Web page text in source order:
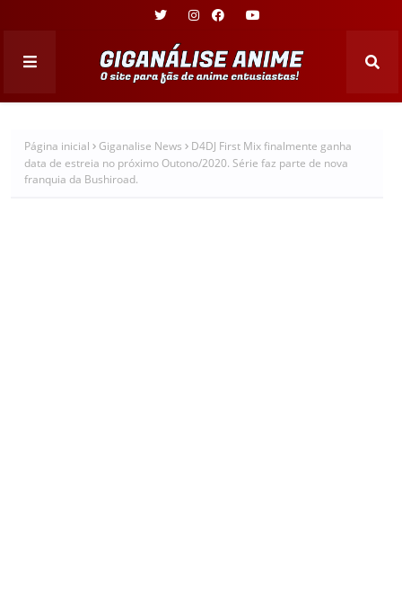
Página inicial Giganalise News
D4DJ First Mix finalmente ganha
data de estreia no próximo Outono/2020. Série faz parte de nova
franquia da Bushiroad.